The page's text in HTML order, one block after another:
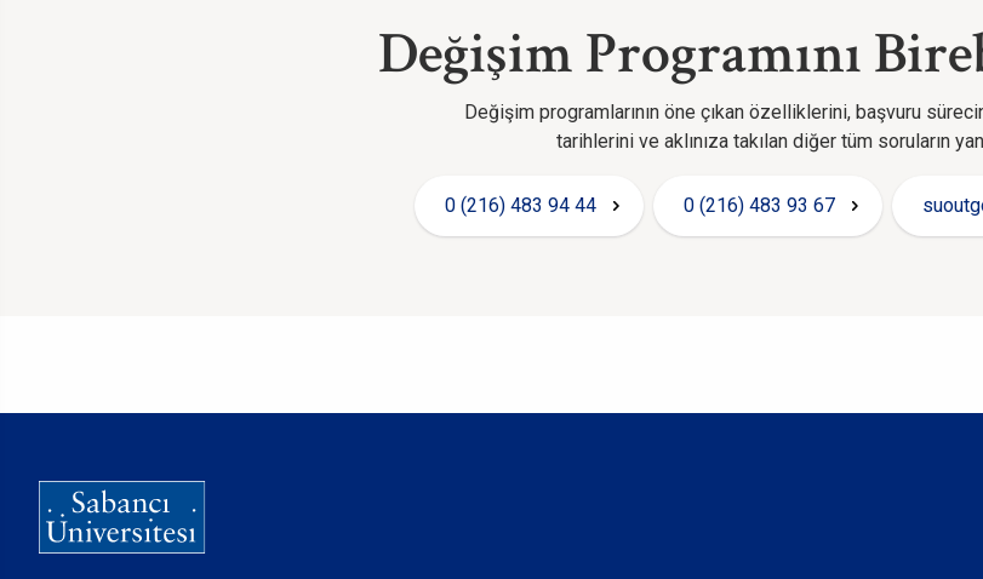
Değişim Programını
Değişim programlarının öne çıkan özelliklerini, başvuru
tarihlerini ve aklınıza takılan diğer tüm soruların
0 (216) 483 94 44 0 (216) 483 93 67